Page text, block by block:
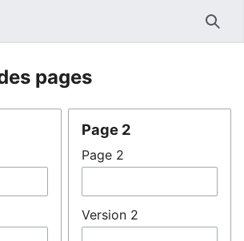
pages
Page 2
Page 2
Version 2